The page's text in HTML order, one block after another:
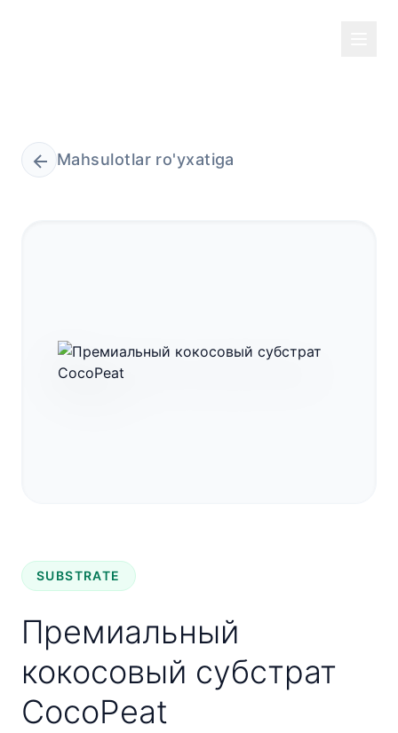
Mahsulotlar ro'yxatiga
SUBSTRATE
Премиальный
кокосовый субстрат
CocoPeat